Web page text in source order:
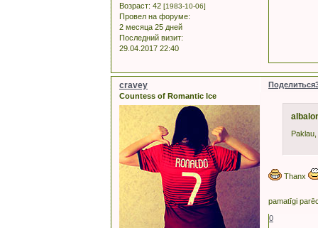
Возраст: 42 [1983-10-06]
Провел на форуме:
2 месяца 25 дней
Последний визит:
29.04.2017 22:40
Поделиться
cravey
Countess of Romantic Ice
Thanx
pamatīgi
0